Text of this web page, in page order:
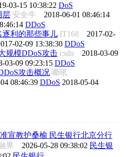
03-15 10:38:22 DoS
层 安全牛 2018-06-01 08:46:14
DDoS
逐利的那些事儿 IT168 2017-02-
02-09 13:38:30 DDoS
规模DDoS攻击 csdn 2018-03-09
03-09 09:23:15 DDoS
攻击概况 嘶吼
08:46:39 DDoS 2018-05-04
宣教护桑榆 民生银行北京分行
界 2026-05-28 09:38:02 民生银